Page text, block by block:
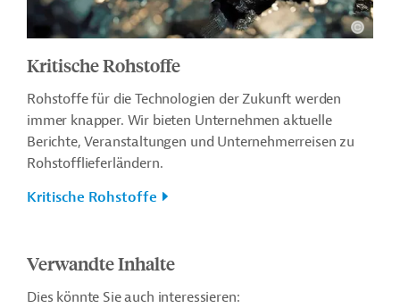
Kritische Rohstoffe
Rohstoffe für die Technologien der Zukunft werden
immer knapper. Wir bieten Unternehmen aktuelle
Berichte, Veranstaltungen und Unternehmerreisen zu
Rohstofflieferländern.
Kritische Rohstoffe
Verwandte Inhalte
Dies könnte Sie auch interessieren: